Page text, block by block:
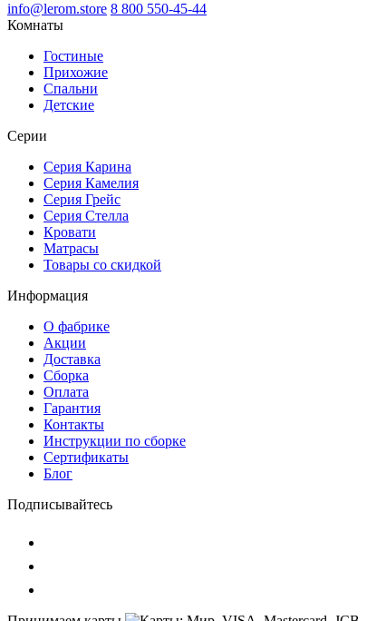
info@lerom.store 8 800 550-45-44
Комнаты
Гостиные
Прихожие
Спальни
Детские
Серии
Серия Карина
Серия Камелия
Серия Грейс
Серия Стелла
Кровати
Матрасы
Товары со скидкой
Информация
О фабрике
Акции
Доставка
Сборка
Оплата
Гарантия
Контакты
Инструкции по сборке
Сертификаты
Блог
Подписывайтесь